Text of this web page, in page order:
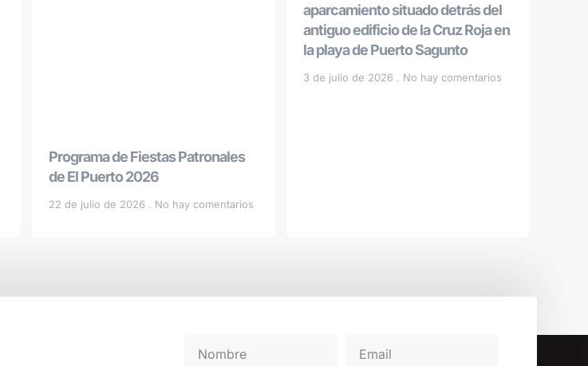
Programa de Fiestas Patronales
de El Puerto 2026
22 de julio de 2026 No hay comentarios
aparcamiento situado detrás del
antiguo edificio de la Cruz Roja en
la playa de Puerto Sagunto
3 de julio de 2026 No hay comentarios